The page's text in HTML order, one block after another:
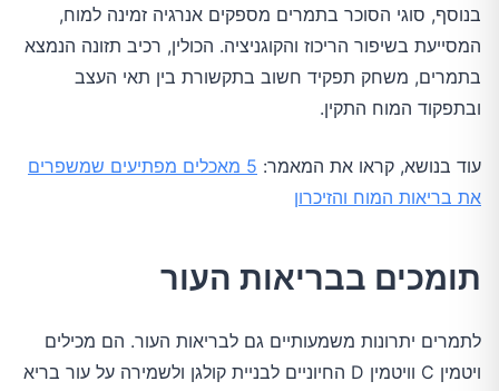
בנוסף, סוגי הסוכר בתמרים מספקים אנרגיה זמינה למוח,
המסייעת בשיפור הריכוז והקוגניציה. הכולין, רכיב תזונה הנמצא
בתמרים, משחק תפקיד חשוב בתקשורת בין תאי העצב
ובתפקוד המוח התקין.
עוד בנושא, קראו את המאמר:
5 מאכלים מפתיעים שמשפרים
את בריאות המוח והזיכרון
תומכים בבריאות העור
לתמרים יתרונות משמעותיים גם לבריאות העור. הם מכילים
ויטמין C וויטמין D החיוניים לבניית קולגן ולשמירה על עור בריא